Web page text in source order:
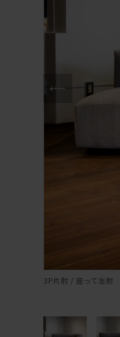
3P片肘 / 座って左肘